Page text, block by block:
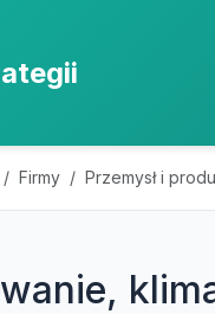
Firmy Przemysł i